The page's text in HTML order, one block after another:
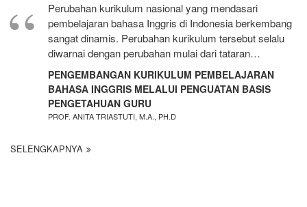
Perubahan kurikulum nasional yang mendasari
pembelajaran bahasa Inggris di Indonesia berkembang
sangat dinamis. Perubahan kurikulum tersebut selalu
diwarnai dengan perubahan mulai dari tataran…
PENGEMBANGAN KURIKULUM PEMBELAJARAN
BAHASA INGGRIS MELALUI PENGUATAN BASIS
PENGETAHUAN GURU
PROF. ANITA TRIASTUTI, M.A., PH.D
SELENGKAPNYA